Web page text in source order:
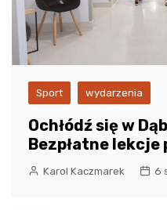
Sport wydarzenia
Ochłódź się w
Bezpłatne lekcje
Karol Kaczmarek 6